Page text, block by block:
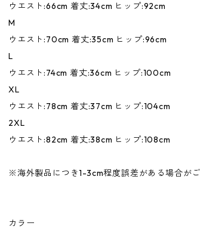
ウエスト:66cm 着丈:34cm ヒップ:92cm
M
ウエスト:70cm 着丈:35cm ヒップ:96cm
L
ウエスト:74cm 着丈:36cm ヒップ:100cm
XL
ウエスト:78cm 着丈:37cm ヒップ:104cm
2XL
ウエスト:82cm 着丈:38cm ヒップ:108cm
※海外製品につき1-3cm程度誤差がある場合がご
カラー